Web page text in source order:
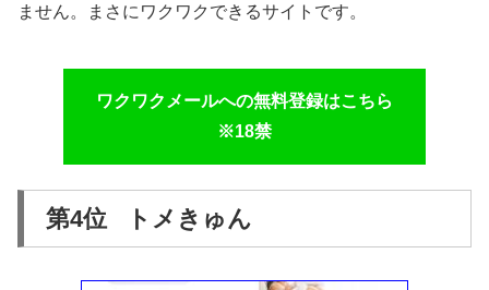
ません。まさにワクワクできるサイトです。
ワクワクメールへの無料登録はこちら
※18禁
第4位 トメきゅん